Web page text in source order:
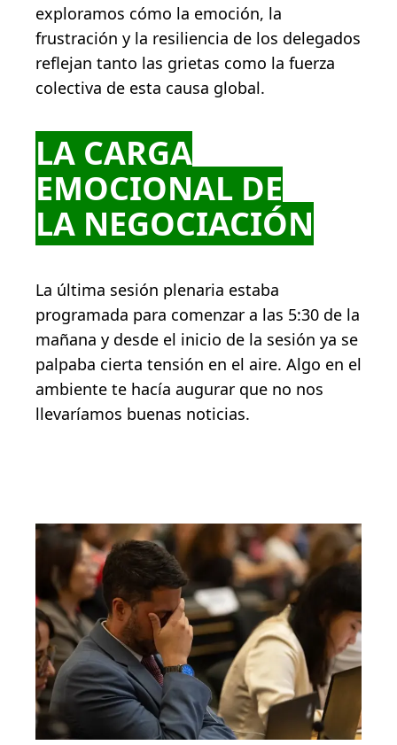
exploramos cómo la emoción, la
frustración y la resiliencia de los delegados
reflejan tanto las grietas como la fuerza
colectiva de esta causa global.
LA CARGA
EMOCIONAL DE
LA NEGOCIACIÓN
La última sesión plenaria estaba
programada para comenzar a las 5:30 de la
mañana y desde el inicio de la sesión ya se
palpaba cierta tensión en el aire. Algo en el
ambiente te hacía augurar que no nos
llevaríamos buenas noticias.